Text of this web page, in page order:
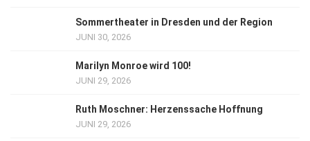
Sommertheater in Dresden und der Region
JUNI 30, 2026
Marilyn Monroe wird 100!
JUNI 29, 2026
Ruth Moschner: Herzenssache Hoffnung
JUNI 29, 2026